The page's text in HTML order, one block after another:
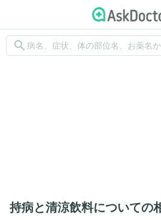
search
持病と清涼飲料についての